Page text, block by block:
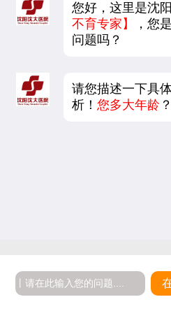
您好，这里是沈
不育专家】
，您
问题吗？
请您描述一下具
析！您多大年龄 ？